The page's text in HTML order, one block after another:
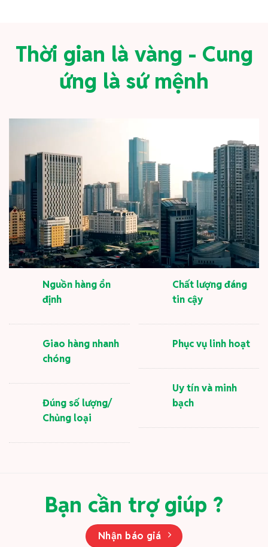
Thời gian là vàng - Cung
ứng là sứ mệnh
Nguồn hàng ổn
định
Giao hàng nhanh
chóng
Đúng số lượng/
Chủng loại
Chất lượng đáng
tin cậy
Phục vụ linh hoạt
Uy tín và minh
bạch
Bạn cần trợ giúp ?
Nhận báo giá